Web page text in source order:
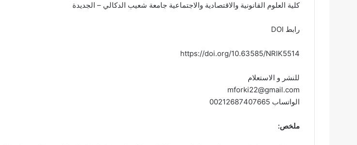
كلية العلوم القانونية والاقتصادية والاجتماعية جامعة شعيب الدكالي – الجديدة
رابط DOI
https://doi.org/10.63585/NRIK5514
للنشر و الاستعلام
mforki22@gmail.com
الواتساب 00212687407665
ملخص: